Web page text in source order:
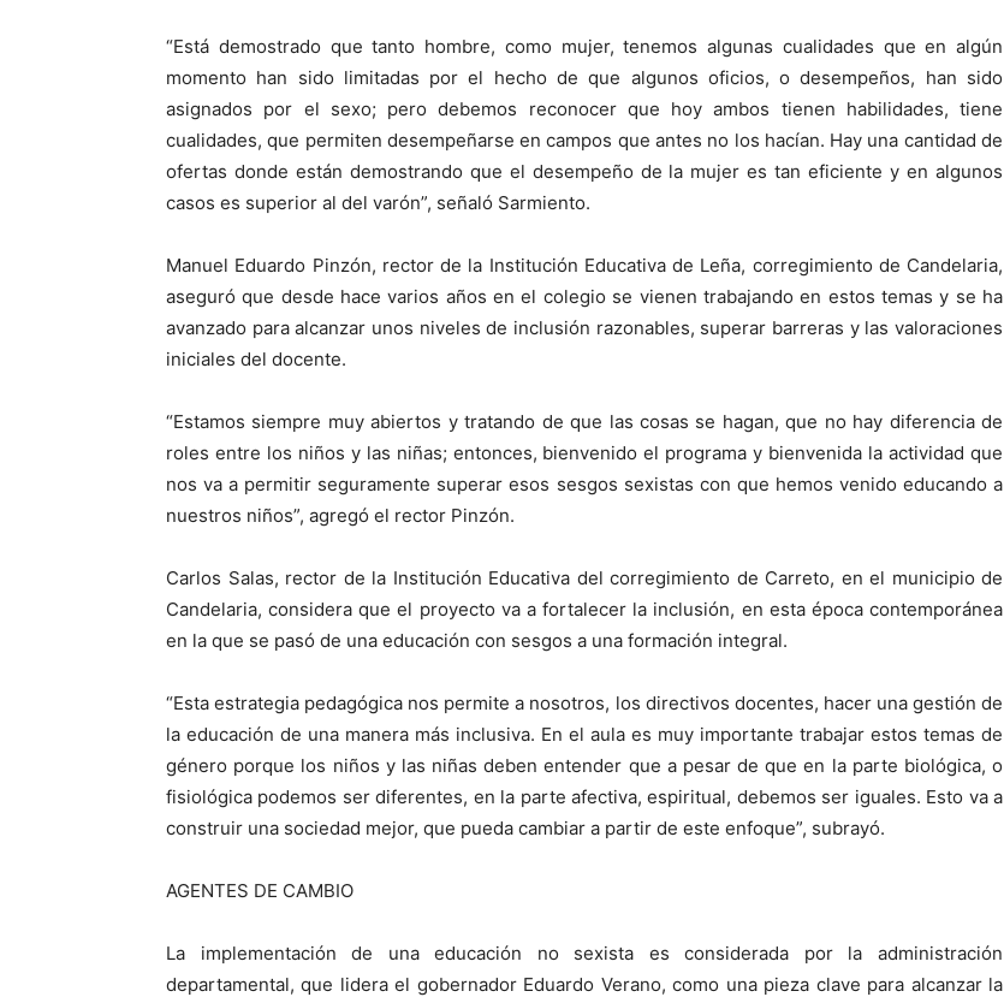
“Está demostrado que tanto hombre, como mujer, tenemos algunas cualidades que en algún
momento han sido limitadas por el hecho de que algunos oficios, o desempeños, han sido
asignados por el sexo; pero debemos reconocer que hoy ambos tienen habilidades, tiene
cualidades, que permiten desempeñarse en campos que antes no los hacían. Hay una cantidad de
ofertas donde están demostrando que el desempeño de la mujer es tan eficiente y en algunos
casos es superior al del varón”, señaló Sarmiento.
Manuel Eduardo Pinzón, rector de la Institución Educativa de Leña, corregimiento de Candelaria,
aseguró que desde hace varios años en el colegio se vienen trabajando en estos temas y se ha
avanzado para alcanzar unos niveles de inclusión razonables, superar barreras y las valoraciones
iniciales del docente.
“Estamos siempre muy abiertos y tratando de que las cosas se hagan, que no hay diferencia de
roles entre los niños y las niñas; entonces, bienvenido el programa y bienvenida la actividad que
nos va a permitir seguramente superar esos sesgos sexistas con que hemos venido educando a
nuestros niños”, agregó el rector Pinzón.
Carlos Salas, rector de la Institución Educativa del corregimiento de Carreto, en el municipio de
Candelaria, considera que el proyecto va a fortalecer la inclusión, en esta época contemporánea
en la que se pasó de una educación con sesgos a una formación integral.
“Esta estrategia pedagógica nos permite a nosotros, los directivos docentes, hacer una gestión de
la educación de una manera más inclusiva. En el aula es muy importante trabajar estos temas de
género porque los niños y las niñas deben entender que a pesar de que en la parte biológica, o
fisiológica podemos ser diferentes, en la parte afectiva, espiritual, debemos ser iguales. Esto va a
construir una sociedad mejor, que pueda cambiar a partir de este enfoque”, subrayó.
AGENTES DE CAMBIO
La implementación de una educación no sexista es considerada por la administración
departamental, que lidera el gobernador Eduardo Verano, como una pieza clave para alcanzar la